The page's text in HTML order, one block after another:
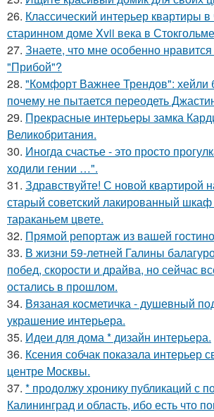
26. Классический интерьер квартиры
старинном доме Xvii века в
27. Знаете, что мне особенно
"Прибой"?
28. "Комфорт Важнее Трендов": хейли
почему не пытается переодеть
29. Прекрасные интерьеры замка
Великобритания.
30. Иногда счастье - это просто
ходили гении …".
31. Здравствуйте! С новой квартирой
старый советский лакированный
тараканьем цвете.
32. Прямой репортаж из вашей
33. В жизни 59-летней Галины
побед, скорости и драйва, но сейчас
остались в прошлом.
34. Вязаная косметичка - душевный
украшение интерьера.
35. Идеи для дома * дизайн интерьера.
36. Ксения собчак показала интерьер
центре Москвы.
37. * продолжу хронику публикаций с
Калининград и область, ибо есть что